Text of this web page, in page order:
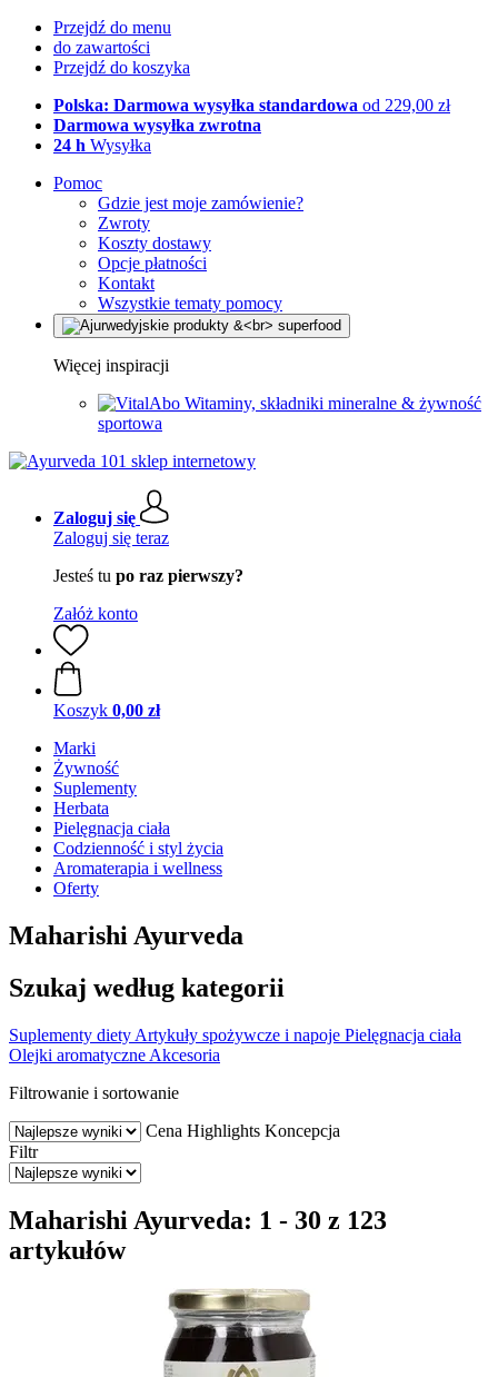
Przejdź do menu
do zawartości
Przejdź do koszyka
Polska: Darmowa wysyłka standardowa od 229,00 zł
Darmowa wysyłka zwrotna
24 h Wysyłka
Pomoc
Gdzie jest moje zamówienie?
Zwroty
Koszty dostawy
Opcje płatności
Kontakt
Wszystkie tematy pomocy
Więcej inspiracji
Witaminy, składniki mineralne & żywność
sportowa
Zaloguj się
Zaloguj się teraz
Jesteś tu po raz pierwszy?
Załóż konto
Koszyk 0,00 zł
Marki
Żywność
Suplementy
Herbata
Pielęgnacja ciała
Codzienność i styl życia
Aromaterapia i wellness
Oferty
Maharishi Ayurveda
Szukaj według kategorii
Suplementy diety Artykuły spożywcze i napoje Pielęgnacja ciała
Olejki aromatyczne Akcesoria
Filtrowanie i sortowanie
Cena Highlights Koncepcja
Filtr
Maharishi Ayurveda: 1 - 30 z 123
artykułów